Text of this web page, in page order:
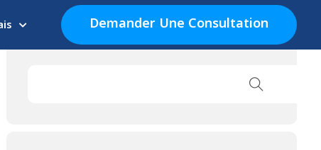
Demander Une Consultation